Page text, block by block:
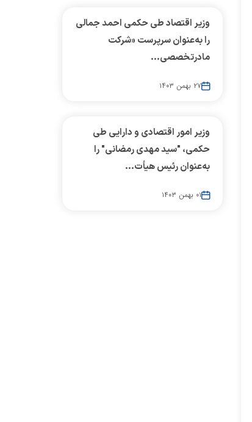
وزیر اقتصاد طی حکمی احمد جمالی
را به‌عنوان سرپرست «شرکت
مادرتخصصی...
۲۷ بهمن ۱۴۰۳
وزیر امور اقتصادی و دارایی طی
حکمی، "سید مهدی رمضانی" را
به‌عنوان رئیس هیأت...
۰۱ بهمن ۱۴۰۳